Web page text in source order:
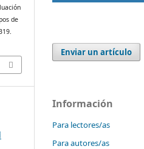
de
Enviar un artículo
Información
Para lectores/as
Para autores/as